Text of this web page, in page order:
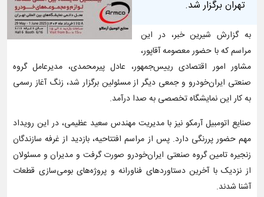
تهران برگزار شد.
به گزارش شیرین خبر، در این
مراسم که با حضور معصومه آقاپور،
مشاور امور اقتصادی رییس‌جمهور، عادل پیرمحمدی، مدیرعامل گروه
صنعتی ایران‌خودرو و جمعی دیگر از مسئولین برگزار شد، زنگ آغاز رسمی
به کار این نمایشگاه تخصصی به صدا درآمد.
صنایع اتومبیل آرمکو نیز با مدیریت مهندس سعید عظیمی، در این رویداد
مهم حضور پررنگی دارد. پس از مراسم افتتاحیه، بازدید از غرفه سازندگان
زنجیره تامین گروه صنعتی ایران‌خودرو صورت گرفت و مدیران و مسئولان
از نزدیک با آخرین دستاوردهای فناورانه و پروژه‌های بومی‌سازی قطعات
آشنا شدند.